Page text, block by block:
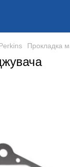
Прокладка